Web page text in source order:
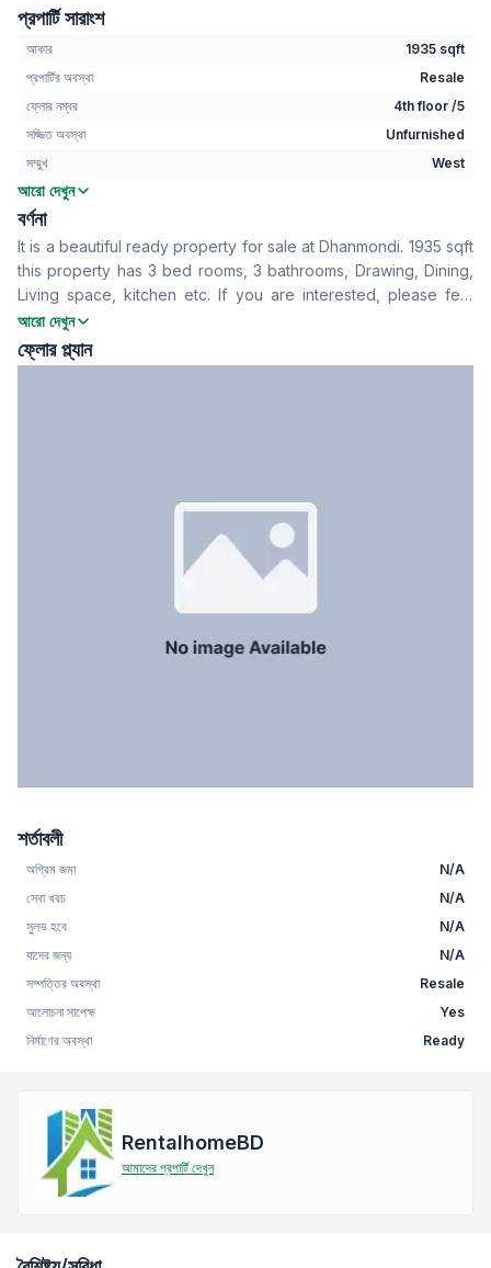
প্রপার্টি সারাংশ
আকার
1935 sqft
প্রপার্টির অবস্থা
Resale
ফ্লোর নম্বর
4th floor /5
সজ্জিত অবস্থা
Unfurnished
সম্মুখ
West
বেডরুম
বাথরুম
বসার রুম
No
Drawing Room
Yes
খাবার রুম
Yes
ফ্লোর টাইপ
Tiled
আরো দেখুন
বর্ণনা
It is a beautiful ready property for sale at Dhanmondi. 1935 sqft
this property has 3 bed rooms, 3 bathrooms, Drawing, Dining,
Living space, kitchen etc. If you are interested, please feel
free and contact with us!
আরো দেখুন
ফ্লোর প্ল্যান
শর্তাবলী
অগ্রিম জমা
N/A
সেবা খরচ
N/A
সুলভ হবে
N/A
যাদের জন্য
N/A
সম্পত্তির অবস্থা
Resale
আলোচনা সাপেক্ষ
Yes
নির্মাণের অবস্থা
Ready
RentalhomeBD
আমাদের প্রপার্টি দেখুন